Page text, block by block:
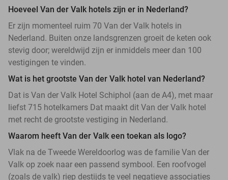
Hoeveel Van der Valk hotels zijn er in Nederland?
Er zijn momenteel ruim 70 Van der Valk hotels in
Nederland. Buiten onze landsgrenzen groeit de keten ook
stevig door; wereldwijd zijn er inmiddels meer dan 100
vestigingen te vinden.
Wat is het grootste Van der Valk hotel van Nederland?
Dat is Van der Valk Hotel Schiphol (aan de A4), met maar
liefst 715 hotelkamers Dat maakt dit Van der Valk hotel
met recht de grootste vestiging in Nederland.
Waarom heeft Van der Valk een toekan als logo?
Vlak na de Tweede Wereldoorlog was de familie Van der
Valk op zoek naar een passend symbool. Een roofvogel
(zoals de valk) riep destijds te veel negatieve associaties